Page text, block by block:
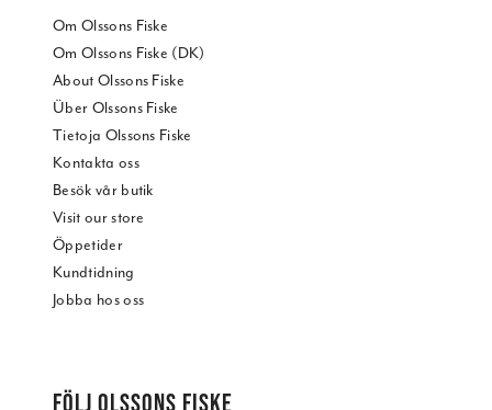
Om Olssons Fiske
Om Olssons Fiske (DK)
About Olssons Fiske
Über Olssons Fiske
Tietoja Olssons Fiske
Kontakta oss
Besök vår butik
Visit our store
Öppetider
Kundtidning
Jobba hos oss
FÖLJ OLSSONS FISKE